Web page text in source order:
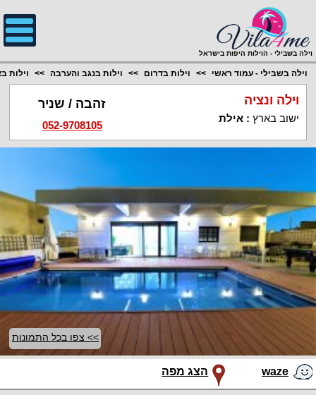
וילה בשבילי - הוילות היפות בישראל
וילה בשבילי - עמוד ראשי וילות בדרום וילות בנגב והערבה וילות
וילה ונציה
ישוב בארץ :אילת
זהבה / שניר
052-9708105
>> צפו בכל התמונות
waze הצג מפה